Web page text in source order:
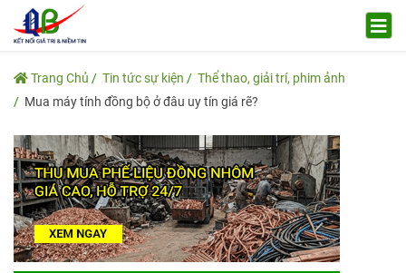
Trang Chủ Tin tức sự kiện
Thể thao, giải trí, phim ảnh
Mua máy tính đồng bộ ở đâu uy tín giá rẽ?